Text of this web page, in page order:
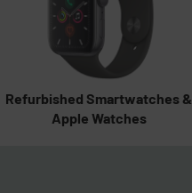
Refurbished Smartwatches &
Apple Watches